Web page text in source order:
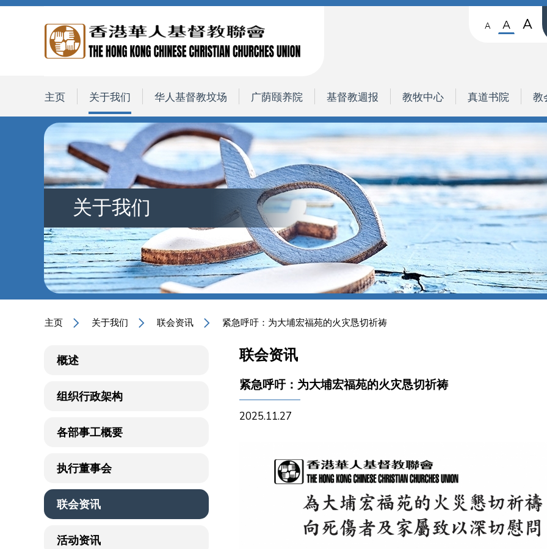
A A A
主页 关于我们 华人基督教坟场 广荫颐养院 基督教週报 教牧中心 真道书院 教
关于我们
主页 关于我们 联会资讯 紧急呼吁：为大埔宏福苑的火灾恳切祈祷
概述
组织行政架构
各部事工概要
执行董事会
联会资讯
活动资讯
联会资讯
紧急呼吁：为大埔宏福苑的火灾恳切祈祷
2025.11.27